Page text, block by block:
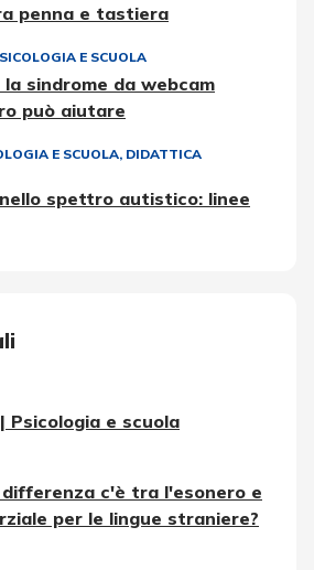
penna e tastiera
E SCUOLA
sindrome da webcam
può aiutare
E SCUOLA, DIDATTICA
spettro autistico: linee
Psicologia e scuola
differenza c'è tra l'esonero e
per le lingue straniere?